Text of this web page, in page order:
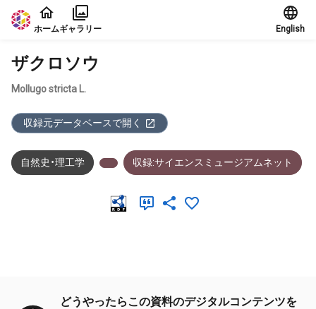
本文に飛ぶ
ホームギャラリー English
ザクロソウ
Mollugo stricta L.
収録元データベースで開く
自然史・理工学 収録:サイエンスミュージアムネット
どうやったらこの資料のデジタルコンテンツを